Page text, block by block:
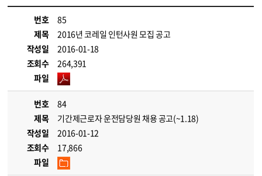
번호
85
제목
2016년 코레일 인턴사원 모집 공고
작성일
2016-01-18
조회수
264,391
파일
번호
84
제목
기간제근로자 운전담당원 채용 공고(~1.18)
작성일
2016-01-12
조회수
17,866
파일